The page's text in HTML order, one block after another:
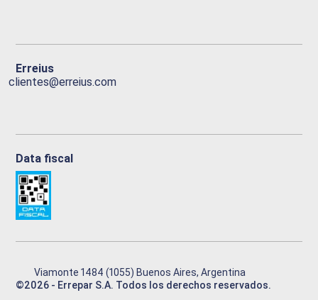
Erreius
clientes@erreius.com
Data fiscal
Viamonte 1484 (1055) Buenos Aires, Argentina
©2026 - Errepar S.A. Todos los derechos reservados.